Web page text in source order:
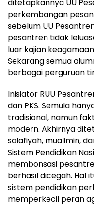
ditetapkannya UU
perkembangan
sebelum UU
pesantren tidak
luar kajian
Sekarang semua
berbagai perguruan
Inisiator RUU
dan PKS. Semula
tradisional, namun
modern. Akhirnya
salafiyah, mualimin,
Sistem Pendidikan
membonsasi
berhasil dicegah. Hal
sistem pendidikan
memperkecil peran